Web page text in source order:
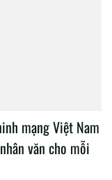
mạng Việt Nam
văn cho mỗi